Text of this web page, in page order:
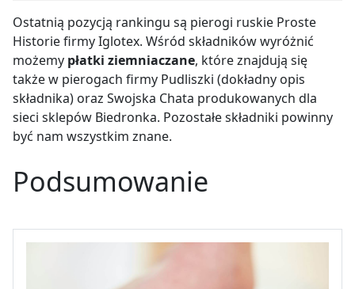
płatki ziemniaczane (6%),
ser twarogowy (6%),
cebula smażona (2%) (cebula, olej palmowy,
mąka pszenna, sól),
sól,
olej rzepakowy,
błonnik pszenny,
Zawartość nadzienia: 42%
Ostatnią pozycją rankingu są pierogi ruskie Proste
Historie firmy Iglotex. Wśród składników wyróżnić
możemy płatki ziemniaczane, które znajdują się
także w pierogach firmy Pudliszki (dokładny opis
składnika) oraz Swojska Chata produkowanych dla
sieci sklepów Biedronka. Pozostałe składniki powinny
być nam wszystkim znane.
Podsumowanie